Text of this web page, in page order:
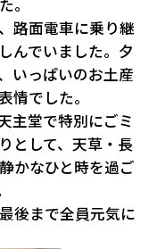
。
路面電車に乗り継
んでいました。夕
いっぱいのお土産
情でした。
主堂で特別にごミ
として、天草・長
かなひと時を過ご
後まで全員元気に